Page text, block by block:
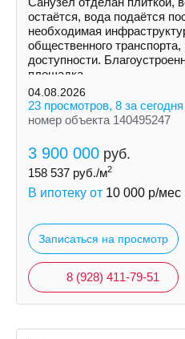
остаётся, вода подаётся
необходимая
общественного
доступности.
площадка.
04.08.2026
23 просмотров, 8 за сегодня
номер объекта 140495247
3 900 000 руб.
158 537 руб./м2
В ипотеку от 10 000 р/мес
Записаться на просмотр
8 (928) 411-79-51